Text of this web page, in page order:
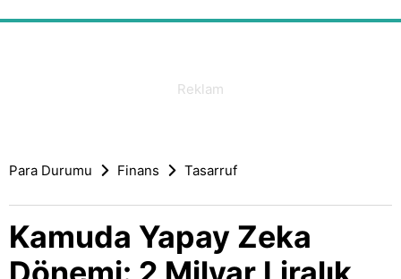
Para Durumu Finans Tasarruf
Kamuda Yapay Zeka